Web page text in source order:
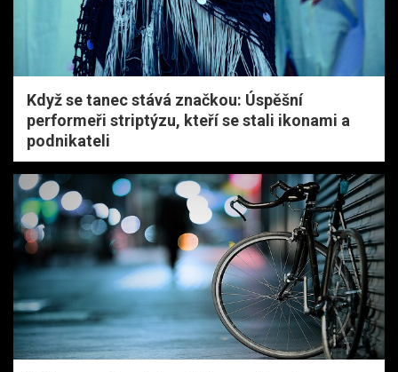
Když se tanec stává značkou: Úspěšní
performeři striptýzu, kteří se stali ikonami a
podnikateli